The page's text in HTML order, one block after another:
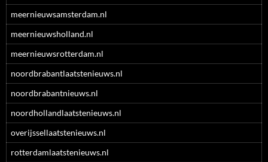
meernieuwsamsterdam.nl
meernieuwsholland.nl
meernieuwsrotterdam.nl
noordbrabantlaatstenieuws.nl
noordbrabantnieuws.nl
noordhollandlaatstenieuws.nl
overijssellaatstenieuws.nl
rotterdamlaatstenieuws.nl